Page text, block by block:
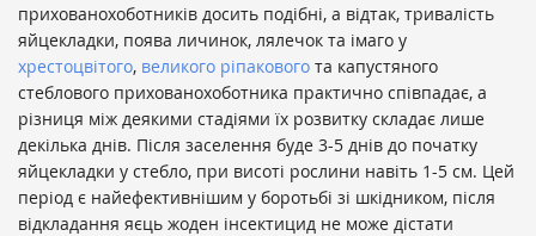
прихованохоботників досить подібні, а відтак, тривалість
яйцекладки, поява личинок, лялечок та імаго у
хрестоцвітого, великого ріпакового та капустяного
стеблового прихованохоботника практично співпадає, а
різниця між деякими стадіями їх розвитку складає лише
декілька днів. Після заселення буде 3-5 днів до початку
яйцекладки у стебло, при висоті рослини навіть 1-5 см. Цей
період є найефективнішим у боротьбі зі шкідником, після
відкладання яєць жоден інсектицид не може дістати